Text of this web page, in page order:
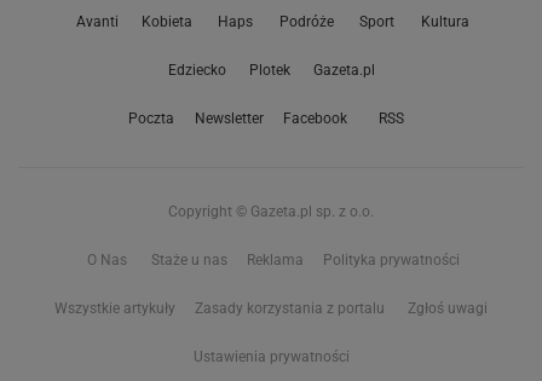
Avanti Kobieta Haps Podróże Sport Kultura
Edziecko Plotek Gazeta.pl
Poczta Newsletter Facebook RSS
Copyright © Gazeta.pl sp. z o.o.
O Nas Staże u nas Reklama Polityka prywatności
Wszystkie artykuły Zasady korzystania z portalu Zgłoś uwagi
Ustawienia prywatności